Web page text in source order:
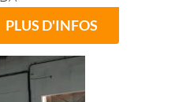
PLUS D'INFOS